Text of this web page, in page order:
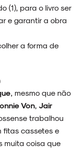
(1), para o livro ser
e garantir a obra
a forma de
, mesmo que não
Von, Jair
trabalhou
fitas cassetes e
muita coisa que